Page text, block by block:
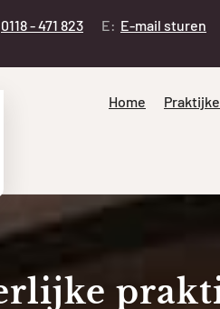
0118 - 471 823 E: E-mail sturen
Home